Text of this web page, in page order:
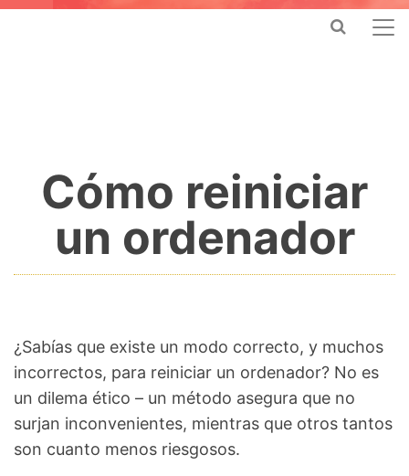
Cómo reiniciar
un ordenador
¿Sabías que existe un modo correcto, y muchos
incorrectos, para reiniciar un ordenador? No es
un dilema ético – un método asegura que no
surjan inconvenientes, mientras que otros tantos
son cuanto menos riesgosos.